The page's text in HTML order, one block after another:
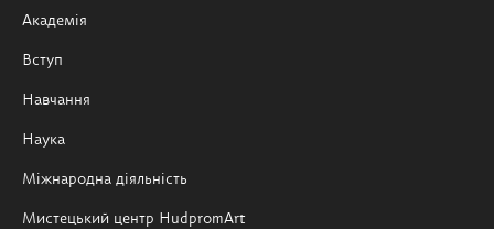
Академія
Вступ
Навчання
Наука
Міжнародна діяльність
Мистецький центр HudpromArt